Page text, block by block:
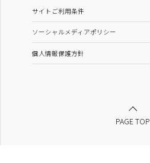
サイトご利用条件
ソーシャルメディアポリシー
個人情報保護方針
PAGE TOP